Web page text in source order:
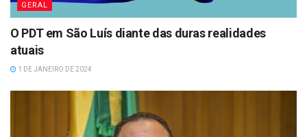
GERAL
O PDT em São Luís diante das duras realidades
atuais
1 DE JANEIRO DE 2024